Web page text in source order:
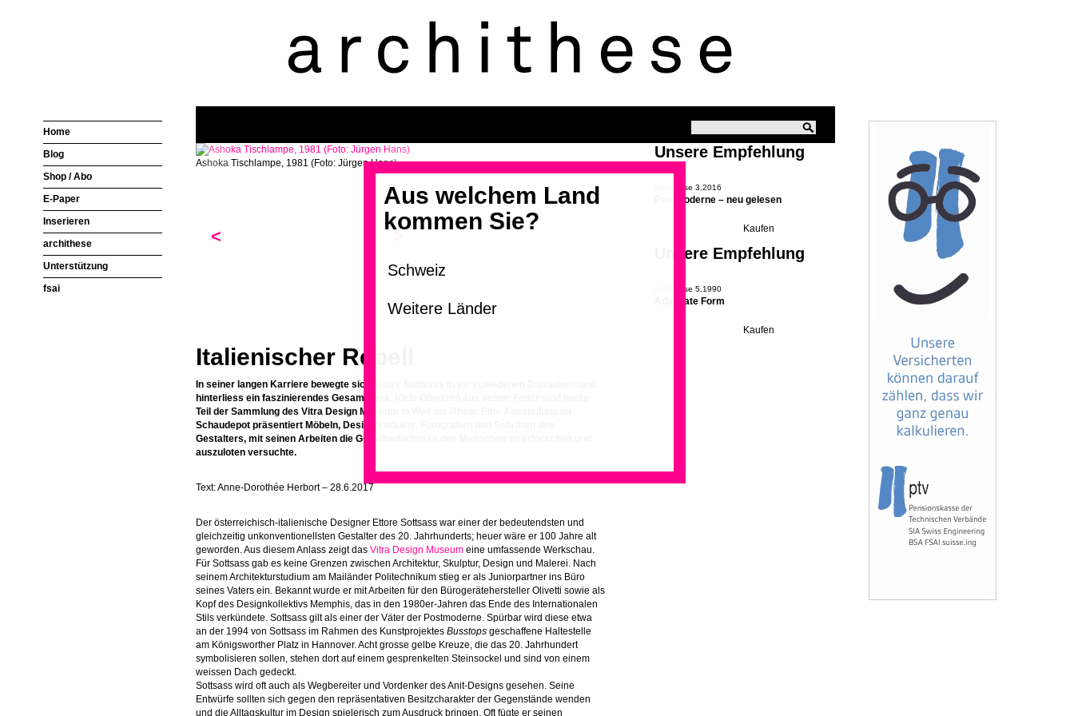
Aus welchem Land
kommen Sie?
Ashoka Tischlampe, 1981 (Foto: Jürgen Hans)
< >
Italienischer Rebell
In seiner langen Karriere bewegte sich Ettore Sottsass in verschiedenen Disziplinen und
hinterliess ein faszinierendes Gesamtwerk. Viele Objekten aus seiner Feder sind heute
Teil der Sammlung des Vitra Design Museum in Weil am Rhein. Eine Ausstellung im
Schaudepot präsentiert Möbeln, Designprodukte, Fotografien und Schriften des
Gestalters, mit seinen Arbeiten die Grundbedürfnisse des Menschen zu erforschen und
auszuloten versuchte.
Text: Anne-Dorothée Herbort – 28.6.2017
Der österreichisch-italienische Designer Ettore Sottsass war einer der bedeutendsten und
gleichzeitig unkonventionellsten Gestalter des 20. Jahrhunderts; heuer wäre er 100 Jahre alt
geworden. Aus diesem Anlass zeigt das Vitra Design Museum eine umfassende Werkschau.
Für Sottsass gab es keine Grenzen zwischen Architektur, Skulptur, Design und Malerei. Nach
seinem Architekturstudium am Mailänder Politechnikum stieg er als Juniorpartner ins Büro
seines Vaters ein. Bekannt wurde er mit Arbeiten für den Bürogerätehersteller Olivetti sowie als
Kopf des Designkollektivs Memphis, das in den 1980er-Jahren das Ende des Internationalen
Stils verkündete. Sottsass gilt als einer der Väter der Postmoderne. Spürbar wird diese etwa
an der 1994 von Sottsass im Rahmen des Kunstprojektes Busstops geschaffene Haltestelle
am Königsworther Platz in Hannover. Acht grosse gelbe Kreuze, die das 20. Jahrhundert
symbolisieren sollen, stehen dort auf einem gesprenkelten Steinsockel und sind von einem
weissen Dach gedeckt.
Sottsass wird oft auch als Wegbereiter und Vordenker des Anit-Designs gesehen. Seine
Entwürfe sollten sich gegen den repräsentativen Besitzcharakter der Gegenstände wenden
und die Alltagskultur im Design spielerisch zum Ausdruck bringen. Oft fügte er seinen
Unsere Empfehlung
archithese 3.2016
Postmoderne – neu gelesen
Unsere Empfehlung
archithese 5.1990
Adäquate Form
Home
Blog
Shop / Abo
E-Paper
Inserieren
archithese
Unterstützung
fsai